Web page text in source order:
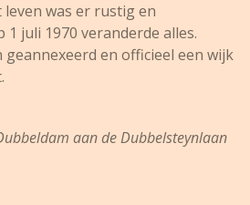
was er rustig en
juli 1970 veranderde alles.
en officieel een wijk
aan de Dubbelsteynlaan